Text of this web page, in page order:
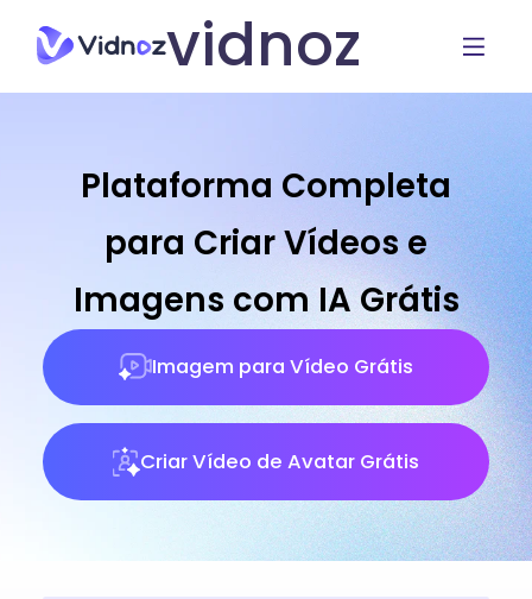
vidnoz
Plataforma Completa
para Criar Vídeos e
Imagens com IA Grátis
Imagem para Vídeo Grátis
Criar Vídeo de Avatar Grátis